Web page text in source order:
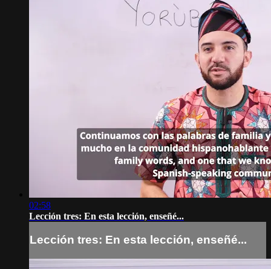
02:58
Lección tres: En esta lección, enseñé...
Lección tres: En esta lección, enseñé...